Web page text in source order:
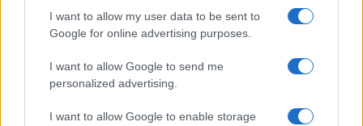
I want to allow my user data to be sent to
Google for online advertising purposes.
I want to allow Google to send me
personalized advertising.
I want to allow Google to enable storage
Άλλο μισό $δις για αντιαρματικούς TOW
από τις ΗΠΑ